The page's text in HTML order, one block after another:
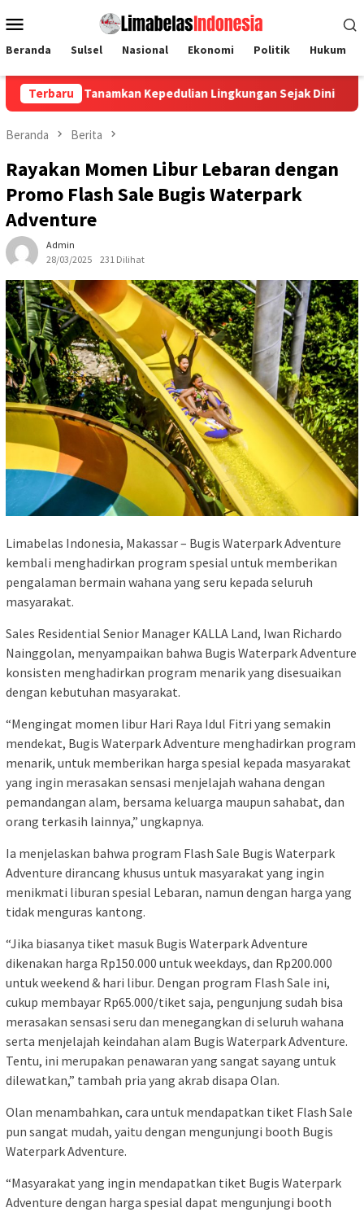
ke
Mobile
Beranda Sulsel Nasional Ekonomi Politik Hukum
TerbaruKepedulian Lingkungan Sejak Dini Universitas
Beranda Berita
Rayakan Momen Libur Lebaran dengan
Promo Flash Sale Bugis Waterpark
Adventure
Admin
28/03/2025
231 Dilihat
Limabelas Indonesia, Makassar – Bugis Waterpark Adventure
kembali menghadirkan program spesial untuk memberikan
pengalaman bermain wahana yang seru kepada seluruh
masyarakat.
Sales Residential Senior Manager KALLA Land, Iwan Richardo
Nainggolan, menyampaikan bahwa Bugis Waterpark Adventure
konsisten menghadirkan program menarik yang disesuaikan
dengan kebutuhan masyarakat.
“Mengingat momen libur Hari Raya Idul Fitri yang semakin
mendekat, Bugis Waterpark Adventure menghadirkan program
menarik, untuk memberikan harga spesial kepada masyarakat
yang ingin merasakan sensasi menjelajah wahana dengan
pemandangan alam, bersama keluarga maupun sahabat, dan
orang terkasih lainnya,” ungkapnya.
Ia menjelaskan bahwa program Flash Sale Bugis Waterpark
Adventure dirancang khusus untuk masyarakat yang ingin
menikmati liburan spesial Lebaran, namun dengan harga yang
tidak menguras kantong.
“Jika biasanya tiket masuk Bugis Waterpark Adventure
dikenakan harga Rp150.000 untuk weekdays, dan Rp200.000
untuk weekend & hari libur. Dengan program Flash Sale ini,
cukup membayar Rp65.000/tiket saja, pengunjung sudah bisa
merasakan sensasi seru dan menegangkan di seluruh wahana
serta menjelajah keindahan alam Bugis Waterpark Adventure.
Tentu, ini merupakan penawaran yang sangat sayang untuk
dilewatkan,” tambah pria yang akrab disapa Olan.
Olan menambahkan, cara untuk mendapatkan tiket Flash Sale
pun sangat mudah, yaitu dengan mengunjungi booth Bugis
Waterpark Adventure.
“Masyarakat yang ingin mendapatkan tiket Bugis Waterpark
Adventure dengan harga spesial dapat mengunjungi booth